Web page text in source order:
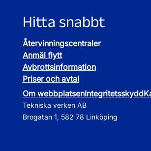
Hitta snabbt
Återvinningscentraler
Anmäl flytt
Avbrottsinformation
Priser och avtal
Om webbplatsenIntegritetsskydd
Tekniska verken AB
Brogatan 1, 582 78 Linköping